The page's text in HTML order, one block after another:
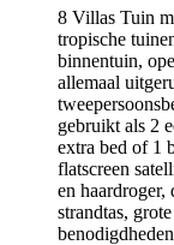
8 Villas Tuin
tropische
binnentuin,
allemaal
gebruikt als 2
extra bed of 1
flatscreen
en haardroger,
strandtas,